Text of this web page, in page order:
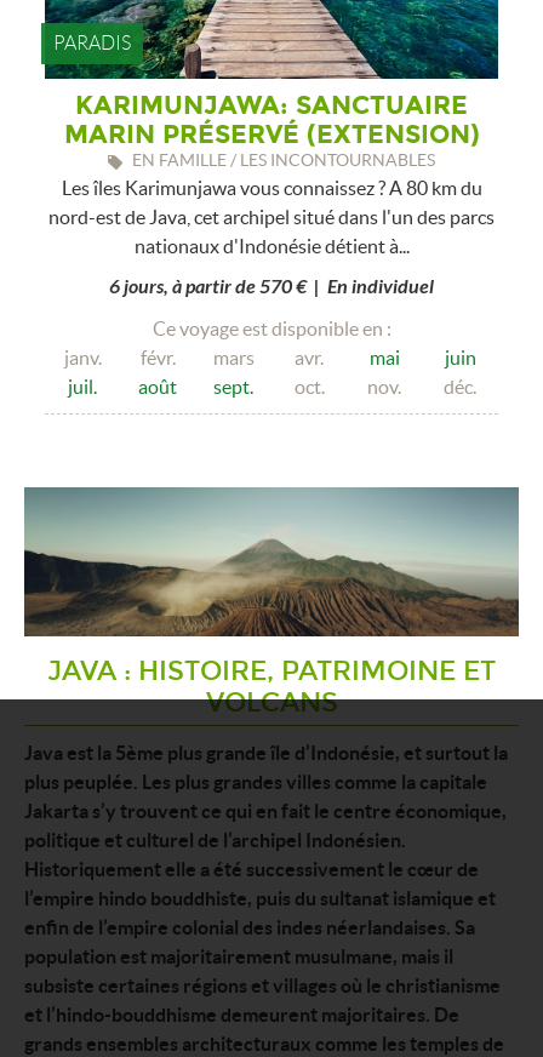
PARADIS
KARIMUNJAWA: SANCTUAIRE
MARIN PRÉSERVÉ (EXTENSION)
EN FAMILLE / LES INCONTOURNABLES
Les îles Karimunjawa vous connaissez ? A 80 km du
nord-est de Java, cet archipel situé dans l'un des parcs
nationaux d'Indonésie détient à...
6 jours, à partir de 570 € | En individuel
Ce voyage est disponible en :
janv.
févr. mars avr. mai
juin
juil.
août sept. oct. nov. déc.
JAVA : HISTOIRE, PATRIMOINE ET
VOLCANS
Java est la 5ème plus grande île d’Indonésie, et surtout la
plus peuplée. Les plus grandes villes comme la capitale
Jakarta s’y trouvent ce qui en fait le centre économique,
politique et culturel de l’archipel Indonésien.
Historiquement elle a été successivement le cœur de
l’empire hindo bouddhiste, puis du sultanat islamique et
enfin de l’empire colonial des indes néerlandaises. Sa
population est majoritairement musulmane, mais il
subsiste certaines régions et villages où le christianisme
et l’hindo-bouddhisme demeurent majoritaires. De
grands ensembles architecturaux comme les temples de